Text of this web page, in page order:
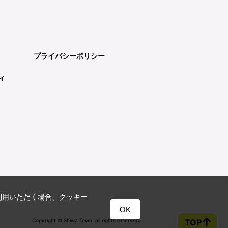
プライバシーポリシー
Copyright © Shiwa Town. all rights reserved. TOP
いただく場合、クッキー
OK